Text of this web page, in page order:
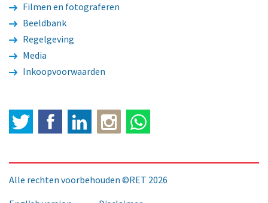
Filmen en fotograferen
Beeldbank
Regelgeving
Media
Inkoopvoorwaarden
Twitter FacebookLinkedIn
Alle rechten voorbehouden ©RET 2026